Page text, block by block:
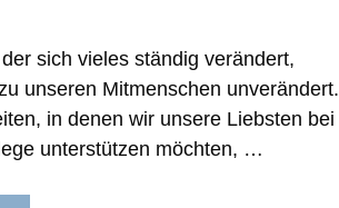
sich vieles ständig verändert,
unseren Mitmenschen unverändert.
in denen wir unsere Liebsten bei
unterstützen möchten, …